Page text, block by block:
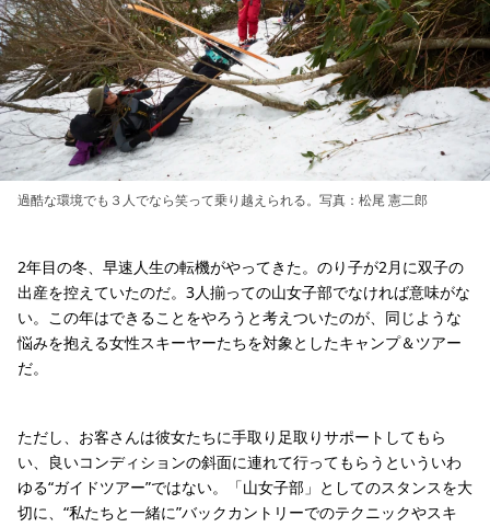
過酷な環境でも３人でなら笑って乗り越えられる。写真：松尾 憲二郎
2年目の冬、早速人生の転機がやってきた。のり子が2月に双子の
出産を控えていたのだ。3人揃っての山女子部でなければ意味がな
い。この年はできることをやろうと考えついたのが、同じような
悩みを抱える女性スキーヤーたちを対象としたキャンプ＆ツアー
だ。
ただし、お客さんは彼女たちに手取り足取りサポートしてもら
い、良いコンディションの斜面に連れて行ってもらうといういわ
ゆる“ガイドツアー”ではない。「山女子部」としてのスタンスを大
切に、“私たちと一緒に”バックカントリーでのテクニックやスキ